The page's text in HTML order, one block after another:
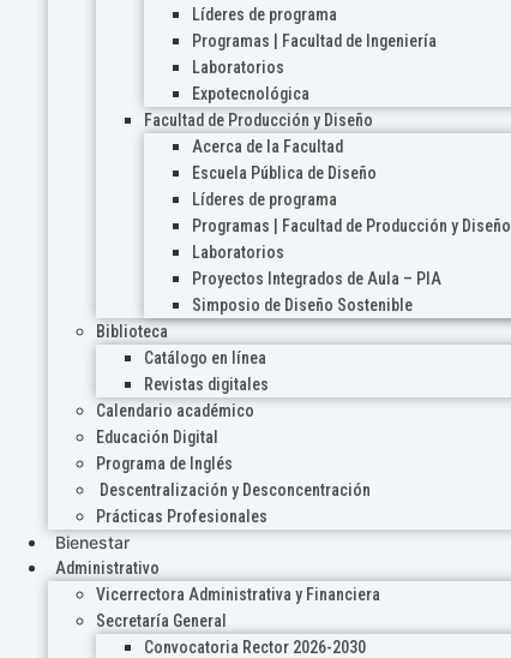
Líderes de programa
Programas | Facultad de Ingeniería
Laboratorios
Expotecnológica
Facultad de Producción y Diseño
Acerca de la Facultad
Escuela Pública de Diseño
Líderes de programa
Programas | Facultad de Producción y Diseño
Laboratorios
Proyectos Integrados de Aula – PIA
Simposio de Diseño Sostenible
Biblioteca
Catálogo en línea
Revistas digitales
Calendario académico
Educación Digital
Programa de Inglés
Descentralización y Desconcentración
Prácticas Profesionales
Bienestar
Administrativo
Vicerrectora Administrativa y Financiera
Secretaría General
Convocatoria Rector 2026-2030